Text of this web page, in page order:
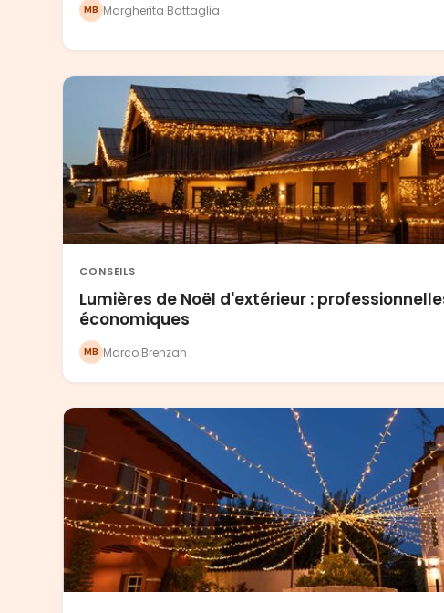
MB Margherita Battaglia
CONSEILS
Lumières de Noël d'extérieur :
économiques
MB Marco Brenzan